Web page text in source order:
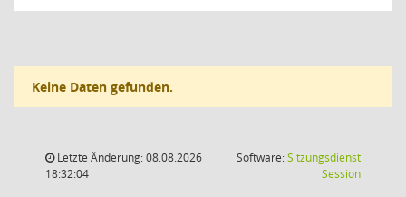
Keine Daten gefunden.
Letzte Änderung: 08.08.2026
18:32:04
Software:Sitzungsdienst
Session(Wird in